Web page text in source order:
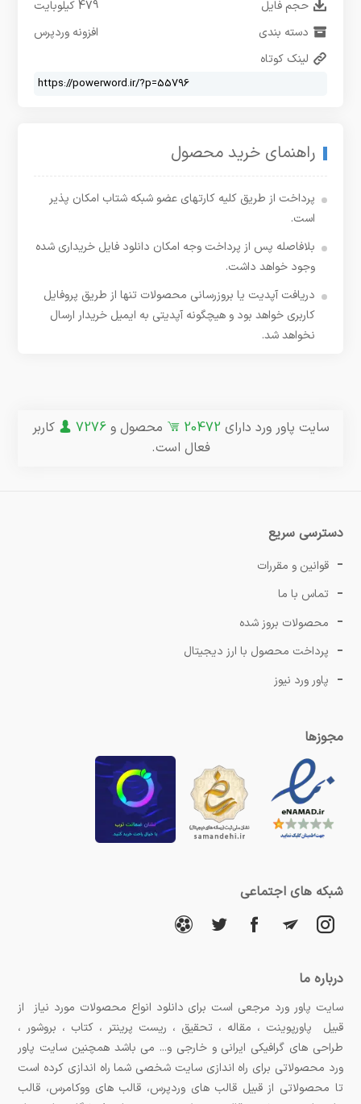
حجم فایل
479 کیلوبایت
دسته بندی
افزونه وردپرس
لینک کوتاه
راهنمای خرید محصول
پرداخت از طریق کلیه کارتهای عضو شبکه شتاب امکان پذیر
است.
بلافاصله پس از پرداخت وجه امکان دانلود فایل خریداری شده
وجود خواهد داشت.
دریافت آپدیت یا بروزرسانی محصولات تنها از طریق پروفایل
کاربری خواهد بود و هیچگونه آپدیتی به ایمیل خریدار ارسال
نخواهد شد.
سایت پاور ورد دارای 20472 محصول و7276
کاربر
فعال است.
دسترسی سریع
قوانین و مقررات
تماس با ما
محصولات بروز شده
پرداخت محصول با ارز دیجیتال
پاور ورد نیوز
مجوزها
شبکه های اجتماعی
درباره ما
سایت پاور ورد مرجعی است برای دانلود انواع محصولات مورد نیاز از
قبیل پاورپوینت ، مقاله ، تحقیق ، ریست پرینتر ، کتاب ، بروشور ،
طراحی های گرافیکی ایرانی و خارجی و... می باشد همچنین سایت پاور
ورد محصولاتی برای راه اندازی سایت شخصی شما راه اندازی کرده است
تا محصولاتی از قبیل قالب های وردپرس، قالب های ووکامرس، قالب